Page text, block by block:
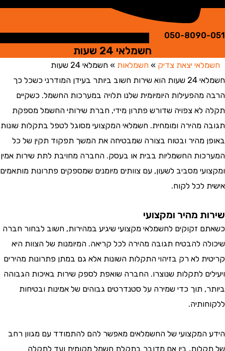
050-
חשמלאי 24 שעות
יצאת צדיק »חשמלאות»חשמלאי 24 שעות
חשמלאי 24 שעות הוא שירות חשוב ביותר בעידן המודרני כשכל כך
היומיומית שלנו תלויה במערכות החשמל. כשקיים
צפויה שדורש פתרון מידי, חברת שירותי החשמל מספקת
מהירה ומומחית. חשמלאי המקצועי מסוגל לטפל בתקלות שונות
מהיר ובטוח בצורה שמבטיחה את המשך תפקוד תקין של כל
החשמליות בבית או בעסק. החברה מחויבת לתת שירות אמין
מסביב לשעון, עם צוותים מיומנים שמספקים פתרונות מותאמים
לכל לקוח.
מהיר ומקצועי
זקוקים לחשמלאי מקצועי שיגיע במהירות, חשוב לבחור חברה
להבטיח תגובה מהירה לכל קריאה. המיומנות של הצוות היא
לא רק בזיהוי התקלות השונות אלא גם במתן פתרונות מהירים
לתקלות שנוצרו. החברה שואפת לספק שירות באיכות הגבוהה
תוך כדי שמירה על סטנדרטים גבוהים של אמינות ובטיחות
של החשמלאים מאפשר להם להתמודד עם מגוון רחב
בין אם מדובר בתקלת חשמל מקומית ועד לתקלה